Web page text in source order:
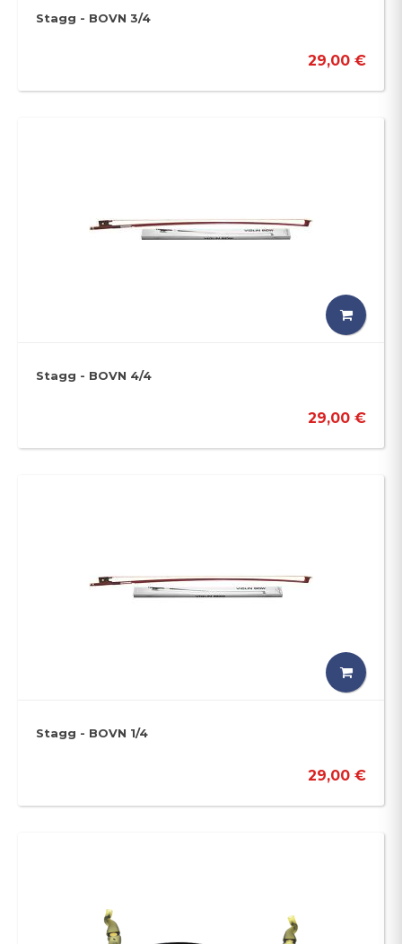
Stagg - BOVN 3/4
29,00 €
Stagg - BOVN 4/4
29,00 €
Stagg - BOVN 1/4
29,00 €